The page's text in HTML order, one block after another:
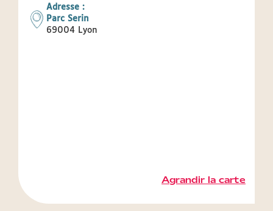
Adresse :
Parc Serin
69004 Lyon
Agrandir la carte